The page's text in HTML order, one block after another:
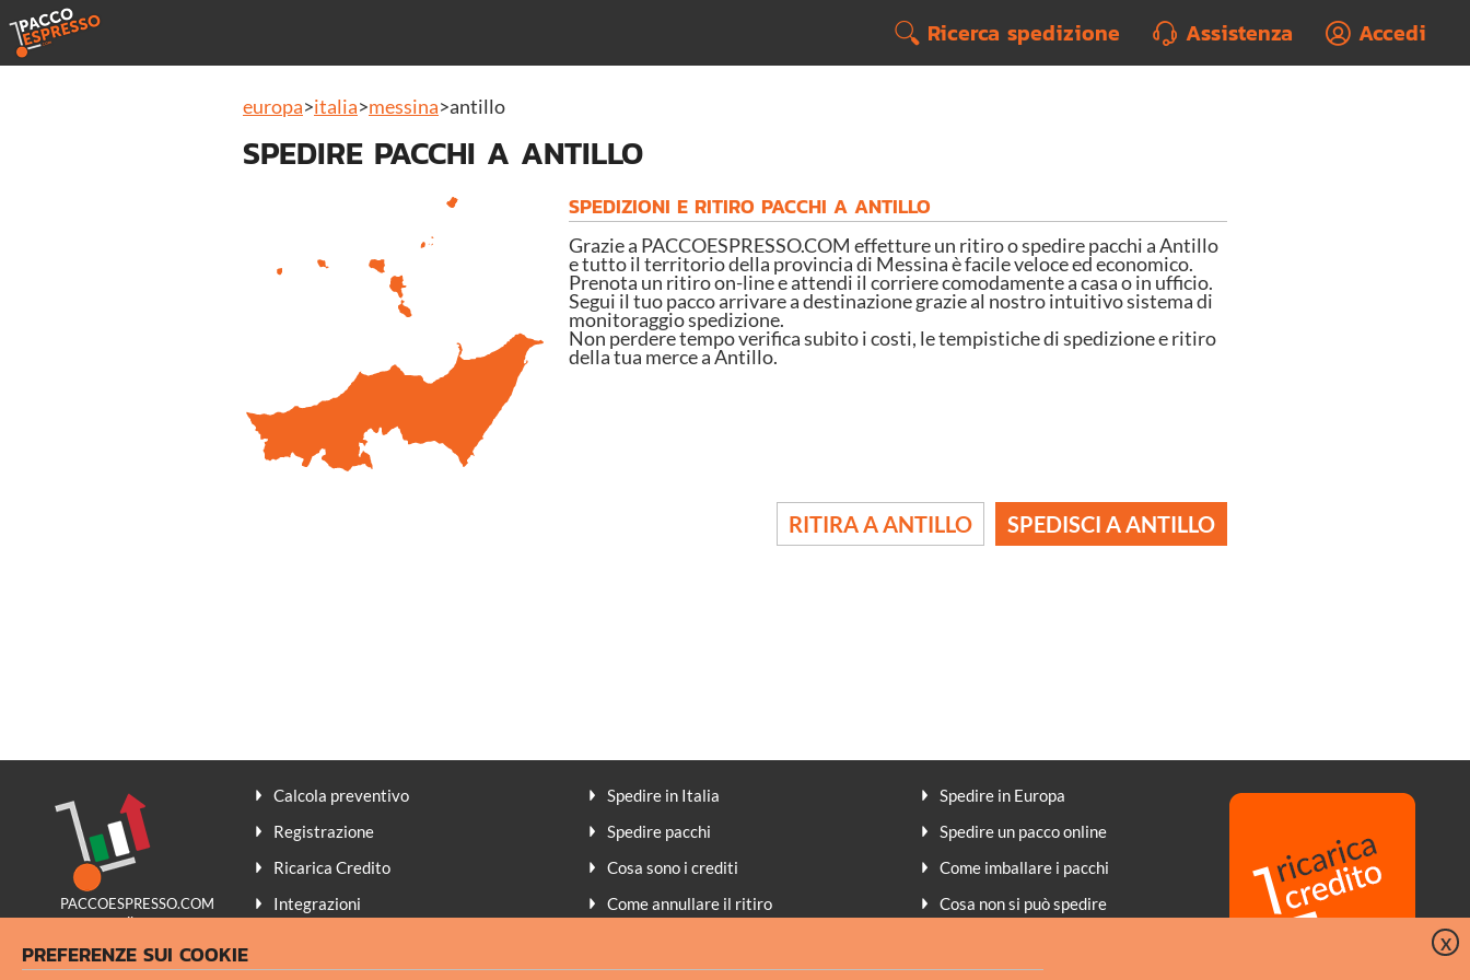
Ricerca spedizione Assistenza Accedi
europa>italia>messina>antillo
SPEDIRE PACCHI A ANTILLO
SPEDIZIONI E RITIRO PACCHI A ANTILLO
Grazie a PACCOESPRESSO.COM effetture un ritiro o spedire pacchi a Antillo
e tutto il territorio della provincia di Messina è facile veloce ed economico.
Prenota un ritiro on-line e attendi il corriere comodamente a casa o in ufficio.
Segui il tuo pacco arrivare a destinazione grazie al nostro intuitivo sistema di
monitoraggio spedizione.
Non perdere tempo verifica subito i costi, le tempistiche di spedizione e ritiro
della tua merce a Antillo.
RITIRA A ANTILLO SPEDISCI A ANTILLO
PACCOESPRESSO.COM
promuove il
Calcola preventivo
Registrazione
Ricarica Credito
Integrazioni
Spedire in Italia
Spedire pacchi
Cosa sono i crediti
Come annullare il ritiro
Assicurazione
Spedire in Europa
Spedire un pacco online
Come imballare i pacchi
Cosa non si può spedire
FAQ
X
PREFERENZE SUI COOKIE